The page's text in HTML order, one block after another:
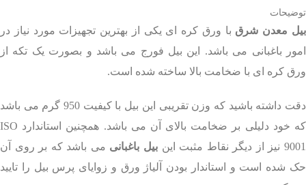
توضیحات
بیل معدن شرق با ورق کره ای یکی از بهترین تجهیزات مورد نیاز در
امور باغبانی می باشد. این بیل فورج می باشد و بصورت یک تکه از
ورق کره ای با ضخامت بالا ساخته شده است.
دقت داشته باشید که وزن تقریبی این بیل با کیفیت 950 گرم می باشد
که خود دلیلی بر ضخامت بالای آن می باشد. همچنین استاندارد ISO
9001 نیز از دیگر نقاط مثبت این
بیل باغبانی می باشد که بر روی آن
حک شده است و استاندار بودن آلیاژ ورق و زوایای پرس بیل را تایید